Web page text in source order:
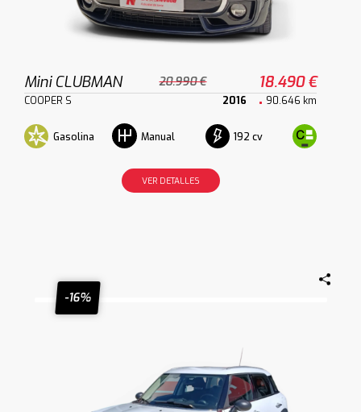
Mini CLUBMAN 20.990 € 18.490 €
COOPER S 2016 90.646 km
Gasolina Manual 192 cv
VER DETALLES
-16%